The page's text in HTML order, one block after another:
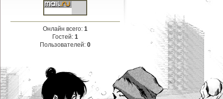
Онлайн всего: 1
Гостей: 1
Пользователей: 0